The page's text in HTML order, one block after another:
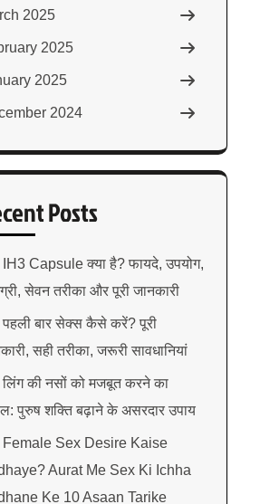
2025
2025
2025
2024
Posts
IH3 Capsule क्या है? फायदे, उपयोग,
सेवन तरीका और पूरी जानकारी
पहली बार सेक्स कैसे करें? पूरी
सही तरीका, जरूरी सावधानियां
लिंग की नसों को मजबूत करने का
पुरुष शक्ति बढ़ाने के असरदार उपाय
Female Sex Desire Kaise
Aurat Me Sex Ki Ichha
Ke 10 Asaan Tarike